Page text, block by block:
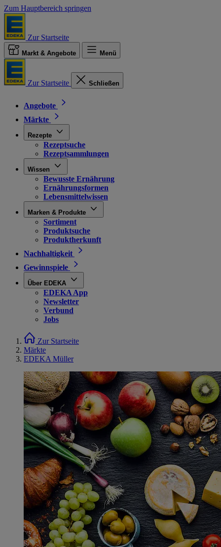
Zum Hauptbereich springen
Zur Startseite
Markt & Angebote Menü
Zur Startseite Schließen
Angebote
Märkte
Rezepte
Rezeptsuche
Rezeptsammlungen
Wissen
Bewusste Ernährung
Ernährungsformen
Lebensmittelwissen
Marken & Produkte
Sortiment
Produktsuche
Produktherkunft
Nachhaltigkeit
Gewinnspiele
Über EDEKA
EDEKA App
Newsletter
Verbund
Jobs
Zur Startseite
Märkte
EDEKA Müller